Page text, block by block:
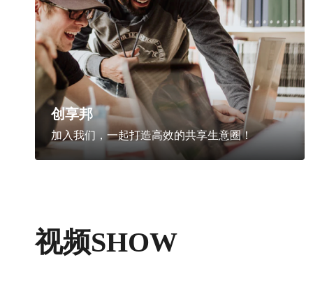
创享邦
加入我们，一起打造高效的共享生意圈！
视频SHOW